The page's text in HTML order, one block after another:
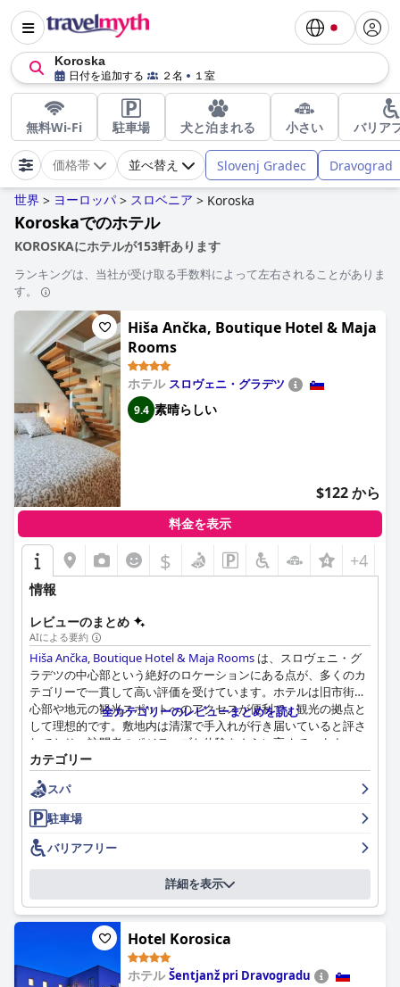
Koroska
日付を追加する ２名 １室
無料Wi-Fi 駐車場 犬と泊まれる 小さい バリア
価格帯 並べ替え Slovenj Gradec Dravograd
世界 > ヨーロッパ > スロベニア > Koroska
Koroskaでのホテル
KOROSKAにホテルが153軒あります
ランキングは、当社が受け取る手数料によって左右されることがありま
す。
Hiša Ančka, Boutique Hotel & Maja
Rooms
ホテル スロヴェニ・グラデツ
9.4 素晴らしい
$122 から
料金を表示
$ +4
情報
レビューのまとめ
AIによる要約
Hiša Ančka, Boutique Hotel & Maja Rooms は、スロヴェニ・グ
ラデツの中心部という絶好のロケーションにある点が、多くのカ
テゴリーで一貫して高い評価を受けています。ホテルは旧市街中
心部や地元の観光スポットへのアクセスが便利で、観光の拠点と
して理想的です。敷地内は清潔で手入れが行き届いていると評さ
れており、訪問者のポジティブな体験をさらに高めています。
ホテルの朝食は、その卓越した品質と多様性、新鮮な地元産の自
家製製品が特に称賛されています。ゲストは、焼きたてのパン、
肉、チーズ、ヨーグルトなど豊富な品揃えを高く評価しており、
スロベニア随一と見なしています。贅沢な食材とフレンドリーな
サービスが組み合わさることで、朝食は滞在のハイライトとなっ
ています。
夕食には、ホテル内のレストランが、多様で高品質なメニュー、
特にイタリア料理、中でもピザが高く評価されています。料理は
一貫して美味しく、丁寧に調理されていると評されており、肉は
完璧に調理され、アラカルトのオプションも特にお勧めされてい
ます。食事全体の体験は、美味しい料理と一流のサービスの両方
で高く評価されています。
全カテゴリーのレビューまとめを読む
カテゴリー
スパ
駐車場
バリアフリー
詳細を表示
Hotel Korosica
ホテルŠentjanž pri Dravogradu